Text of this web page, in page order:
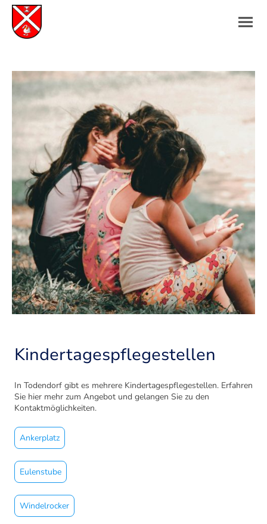
Kindertagespflegestellen
In Todendorf gibt es mehrere Kindertagespflegestellen. Erfahren
Sie hier mehr zum Angebot und gelangen Sie zu den
Kontaktmöglichkeiten.
Ankerplatz
Eulenstube
Windelrocker